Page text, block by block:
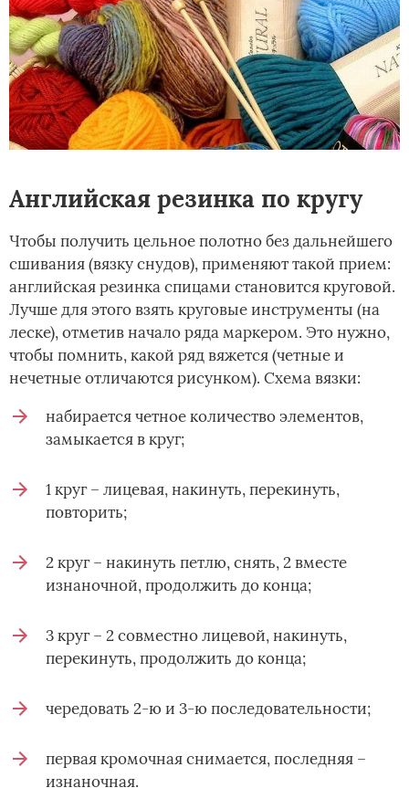
Английская резинка по кругу
Чтобы получить цельное полотно без дальнейшего
сшивания (вязку снудов), применяют такой прием:
английская резинка спицами становится круговой.
Лучше для этого взять круговые инструменты (на
леске), отметив начало ряда маркером. Это нужно,
чтобы помнить, какой ряд вяжется (четные и
нечетные отличаются рисунком). Схема вязки:
набирается четное количество элементов,
замыкается в круг;
1 круг – лицевая, накинуть, перекинуть,
повторить;
2 круг – накинуть петлю, снять, 2 вместе
изнаночной, продолжить до конца;
3 круг – 2 совместно лицевой, накинуть,
перекинуть, продолжить до конца;
чередовать 2-ю и 3-ю последовательности;
первая кромочная снимается, последняя –
изнаночная.